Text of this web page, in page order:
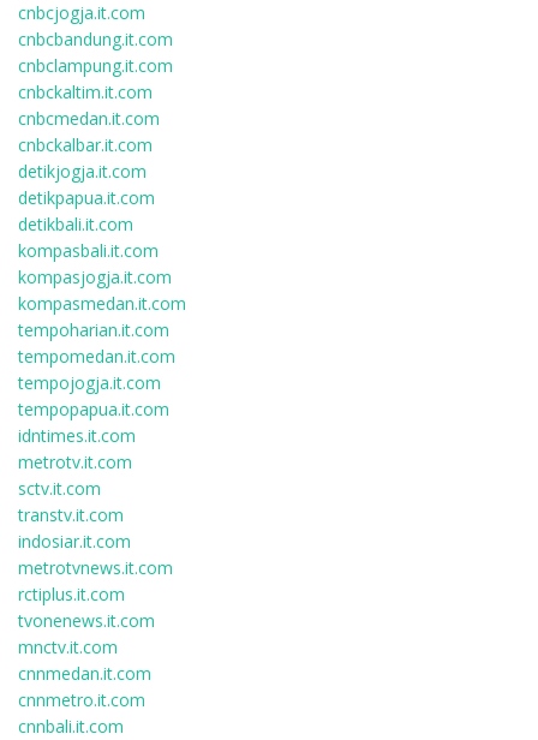
cnbcjogja.it.com
cnbcbandung.it.com
cnbclampung.it.com
cnbckaltim.it.com
cnbcmedan.it.com
cnbckalbar.it.com
detikjogja.it.com
detikpapua.it.com
detikbali.it.com
kompasbali.it.com
kompasjogja.it.com
kompasmedan.it.com
tempoharian.it.com
tempomedan.it.com
tempojogja.it.com
tempopapua.it.com
idntimes.it.com
metrotv.it.com
sctv.it.com
transtv.it.com
indosiar.it.com
metrotvnews.it.com
rctiplus.it.com
tvonenews.it.com
mnctv.it.com
cnnmedan.it.com
cnnmetro.it.com
cnnbali.it.com